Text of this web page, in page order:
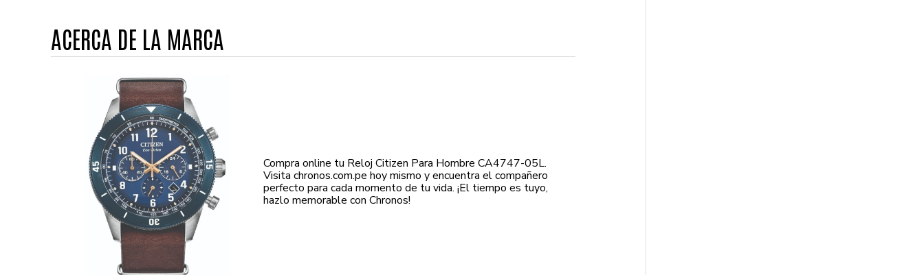
ACERCA DE LA MARCA
Compra online tu Reloj Citizen Para Hombre CA4747-05L.
Visita chronos.com.pe hoy mismo y encuentra el compañero
perfecto para cada momento de tu vida. ¡El tiempo es tuyo,
hazlo memorable con Chronos!